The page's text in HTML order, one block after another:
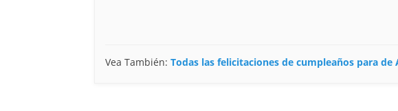
Vea También: Todas las felicitaciones de cumpleaños para